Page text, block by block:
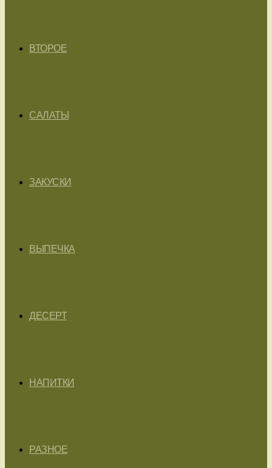
ВТОРОЕ
САЛАТЫ
ЗАКУСКИ
ВЫПЕЧКА
ДЕСЕРТ
НАПИТКИ
РАЗНОЕ